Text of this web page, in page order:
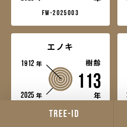
fw-2025003
エノキ
1912年
2025年
樹齢
113
年
fw-2025001
TREE-ID